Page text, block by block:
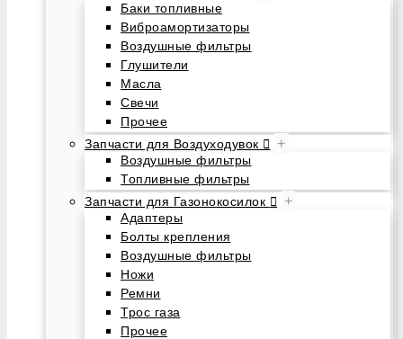
Баки топливные
Виброамортизаторы
Воздушные фильтры
Глушители
Масла
Свечи
Прочее
Запчасти для Воздуходувок
+
Воздушные фильтры
Топливные фильтры
Запчасти для Газонокосилок
+
Адаптеры
Болты крепления
Воздушные фильтры
Ножи
Ремни
Трос газа
Прочее